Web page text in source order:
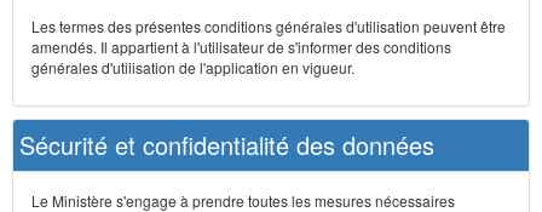
Les termes des présentes conditions générales d'utilisation peuvent être
amendés. Il appartient à l'utilisateur de s'informer des conditions
générales d'utilisation de l'application en vigueur.
Sécurité et confidentialité des données
Le Ministère s'engage à prendre toutes les mesures nécessaires